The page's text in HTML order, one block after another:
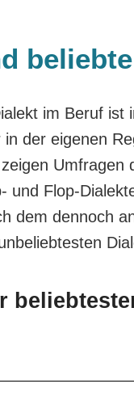
im Beruf ist
der eigenen
Umfragen
und Flop-
dem dennoch